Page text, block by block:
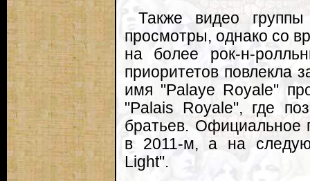
Также видео
просмотры, однако со
на более рок-н-
приоритетов повлекла
имя "Palaye Royale"
"Palais Royale", где
братьев. Официальное
в 2011-м, а на
Light".